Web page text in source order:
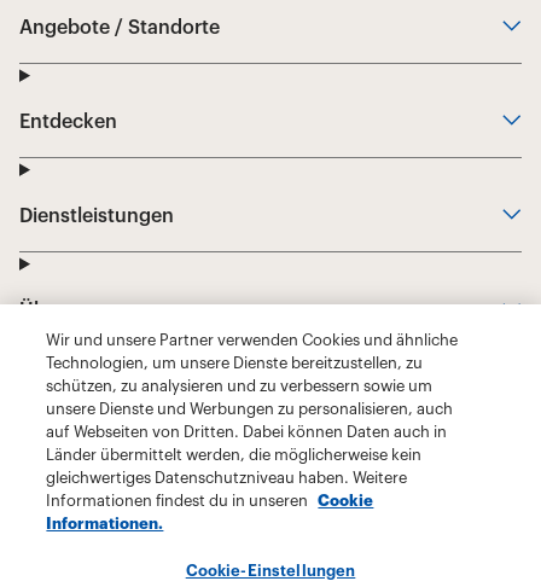
Wir und unsere Partner verwenden Cookies und ähnliche
Technologien, um unsere Dienste bereitzustellen, zu
schützen, zu analysieren und zu verbessern sowie um
unsere Dienste und Werbungen zu personalisieren, auch
auf Webseiten von Dritten. Dabei können Daten auch in
Länder übermittelt werden, die möglicherweise kein
gleichwertiges Datenschutzniveau haben. Weitere
Informationen findest du in unseren
Cookie
Informationen.
Cookie-Einstellungen